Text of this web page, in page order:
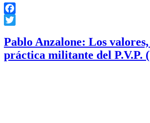
Facebook
Pablo Anzalone: Los
práctica militante del P.V.P.